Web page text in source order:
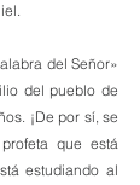
del Señor»
del pueblo de
¡De por sí, se
que está
estudiando al